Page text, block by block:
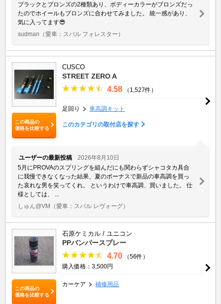
ブラックとブロンズの2種類あり、ボディーカラーがブロンズだっ
たのでホイールもブロンズに合わせてみました。 統一感があり、
気に入ってます😎
sudman （愛車：スバル フォレスター）
この商品の
価格を比較する
CUSCO
STREET ZERO A
4.58 （1,527件）
足回り 車高調キット
このカテゴリの取付店を探す
ユーザーの最新投稿
2026年8月10日
5月にPROVAのスプリングを組んだにも関わらずシャコタカ具合
に我慢できなくなった結果、夏のボーナスで新品の車高調を買っ
た哀れな男を笑ってくれ。 というわけで車高調、買いました。 仕
様としては、 ...
しゅん@VM （愛車：スバル レヴォーグ）
この商品の
価格を比較する
石原ケミカル / ユニコン
PPバンパースプレー
4.70
（56件）
購入価格：3,500円
カーケア 補修用品